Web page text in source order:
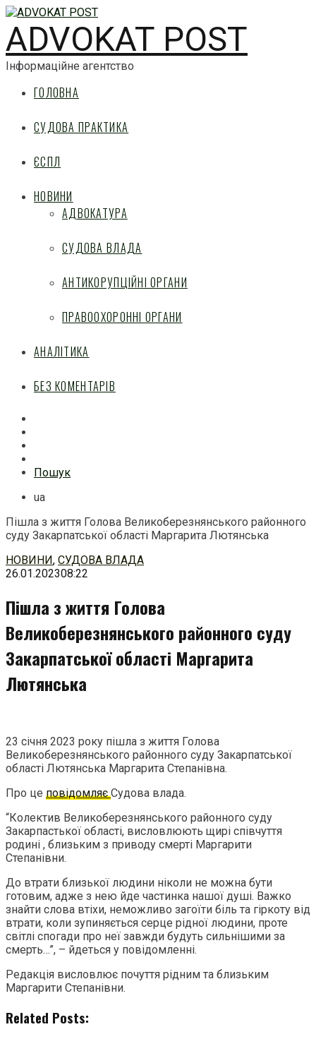
ADVOKAT POST
Інформаційне агентство
ГОЛОВНА
СУДОВА ПРАКТИКА
ЄСПЛ
НОВИНИ
АДВОКАТУРА
СУДОВА ВЛАДА
АНТИКОРУПЦІЙНІ ОРГАНИ
ПРАВООХОРОННІ ОРГАНИ
АНАЛІТИКА
БЕЗ КОМЕНТАРІВ
Пошук
ua
Пішла з життя Голова Великоберезнянського районного
суду Закарпатської області Маргарита Лютянська
Перейти
до
НОВИНИ, СУДОВА ВЛАДА
26.01.202308:22
Пішла з життя Голова
Великоберезнянського районного суду
Закарпатської області Маргарита
Лютянська
23 січня 2023 року пішла з життя Голова
Великоберезнянського районного суду Закарпатської
області Лютянська Маргарита Степанівна.
Про це повідомляєСудова влада.
“Колектив Великоберезнянського районного суду
Закарпастької області, висловлюють щирі співчуття
родині , близьким з приводу смерті Маргарити
Степанівни.
До втрати близької людини ніколи не можна бути
готовим, адже з нею йде частинка нашої душі. Важко
знайти слова втіхи, неможливо загоїти біль та гіркоту від
втрати, коли зупиняється серце рідної людини, проте
світлі спогади про неї завжди будуть сильнішими за
смерть…”, – йдеться у повідомленні.
Редакція висловлює почуття рідним та близьким
Маргарити Степанівни.
Related Posts: